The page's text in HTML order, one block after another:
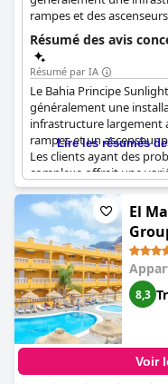
rampes et des
personnel attentif envers
Résumé des avis
Résumé par IA
Le Bahia Principe
généralement une
infrastructure largement
rampes et un ascenseur
Les clients ayant des
complexe offrait une
besoins et le personnel
particulier envers les
certains aspects tels
entre la piscine et les
stationnement pour les
navette disponibles
complexe a été noté
aux fauteuils roulants.
Lire les résumés
El
8,3
Voir